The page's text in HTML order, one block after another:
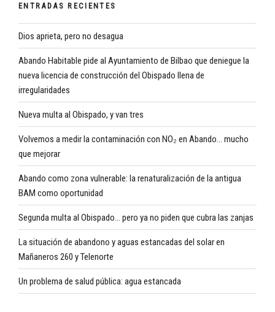
ENTRADAS RECIENTES
Dios aprieta, pero no desagua
Abando Habitable pide al Ayuntamiento de Bilbao que deniegue la
nueva licencia de construcción del Obispado llena de
irregularidades
Nueva multa al Obispado, y van tres
Volvemos a medir la contaminación con NO₂ en Abando… mucho
que mejorar
Abando como zona vulnerable: la renaturalización de la antigua
BAM como oportunidad
Segunda multa al Obispado… pero ya no piden que cubra las zanjas
La situación de abandono y aguas estancadas del solar en
Mañaneros 260 y Telenorte
Un problema de salud pública: agua estancada